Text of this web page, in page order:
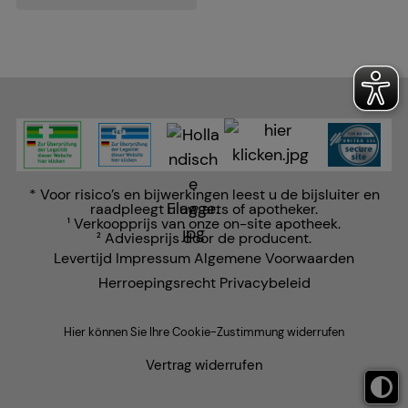
website wordt gebruikt, die wij kunnen gebruiken
om onze website verder voor u te optimaliseren, om
de inhoud van onze website maar ook de reclame
op sites van derden zo relevant mogelijk voor u te
soms worden doorgegeven aan derden, zoals
Google of sociale media.
* Voor risico’s en bijwerkingen leest u de bijsluiter en
raadpleegt u uw arts of apotheker.
1 Verkoopprijs van onze on-site apotheek.
2 Adviesprijs door de producent.
Levertijd ImpressumAlgemene Voorwaarden
Herroepingsrecht Privacybeleid
Hier können Sie Ihre Cookie-Zustimmung widerrufen
Vertrag widerrufen